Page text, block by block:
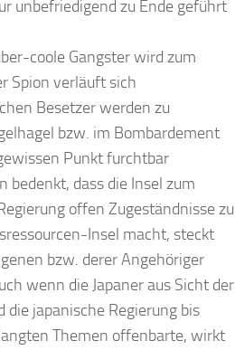
unbefriedigend zu Ende geführt
coole Gangster wird zum
Spion verläuft sich
Besetzer werden zu
bzw. im Bombardement
Punkt furchtbar
dass die Insel zum
offen Zugeständnisse zu
Insel macht, steckt
bzw. derer Angehöriger
wenn die Japaner aus Sicht der
japanische Regierung bis
Themen offenbarte, wirkt